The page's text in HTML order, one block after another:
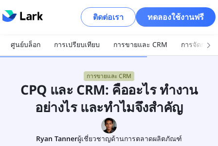
ติดต่อเรา ทดลองใช้งานฟรี
ศูนย์บล็อก การเปรียบเทียบ การขายและ CRM การจัดการ
การขายและ CRM
CPQ และ CRM: คืออะไร ทำงาน
อย่างไร และทำไมจึงสำคัญ
Ryan Tannerผู้เชี่ยวชาญด้านการตลาดผลิตภัณฑ์